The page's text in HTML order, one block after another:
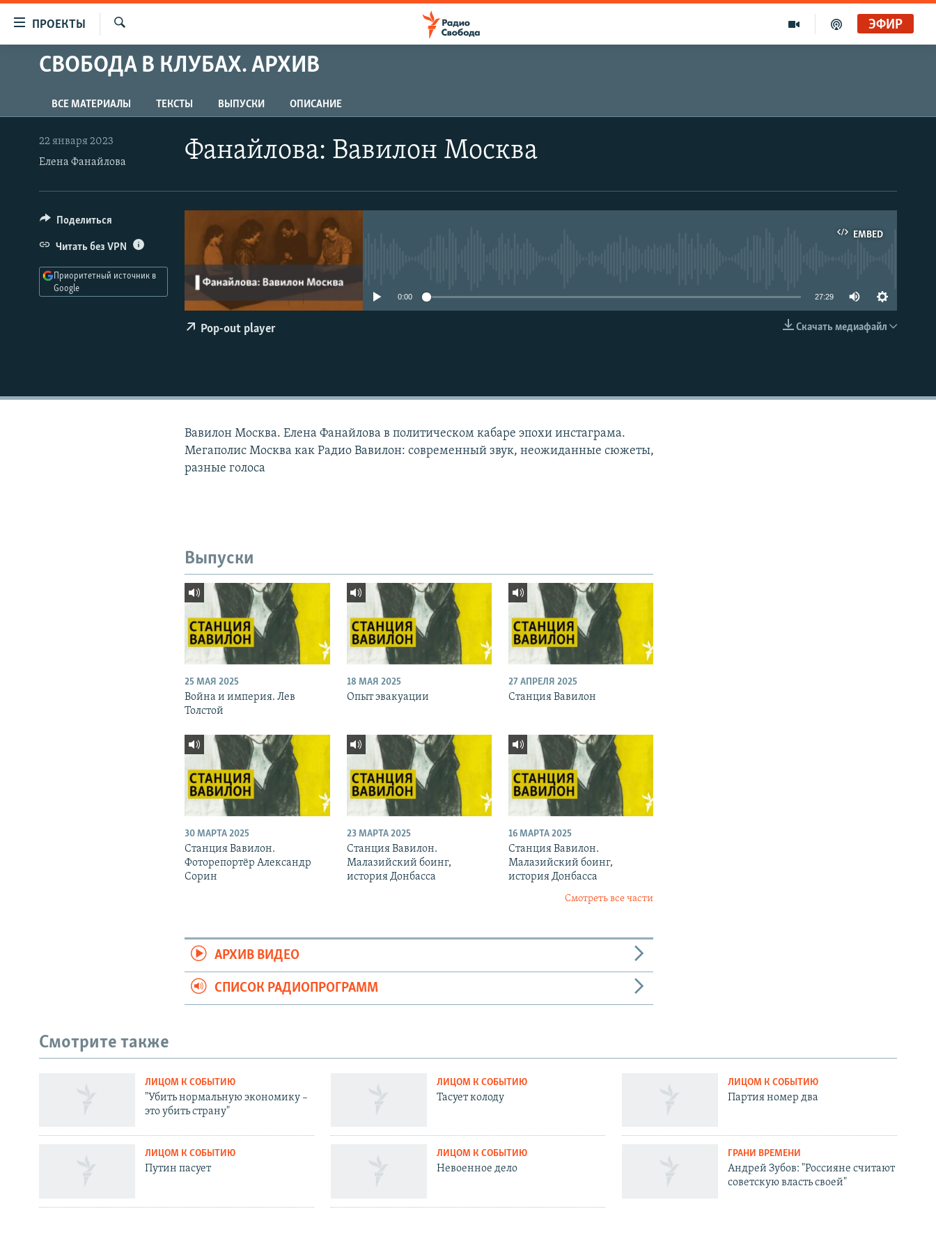
упрощенного
Вернуться
к
основному
содержанию
навигации
Вернутся
ПРОЕКТЫ
ПРОГРАММЫ
АВТОРСКИЕ ПРОЕКТЫ
ЦИТАТЫ СВОБОДЫ
МНЕНИЯ
КУЛЬТУРА
IDEL.РЕАЛИИ
КАВКАЗ.РЕАЛИИ
СЕВЕР.РЕАЛИИ
СИБИРЬ.РЕАЛИИ
ЭФИР
СВОБОДА В КЛУБАХ. АРХИВ
ВСЕ МАТЕРИАЛЫ ТЕКСТЫ ВЫПУСКИ ОПИСАНИЕ
Фанайлова: Вавилон Москва
22 января 2023
Елена Фанайлова
EMBED
EMBED
0:00 27:29
Скачать медиафайл
Pop-out player
Поделиться
Читать без VPN
Приоритетный источник в
Google
Вавилон Москва. Елена Фанайлова в политическом кабаре эпохи инстаграма.
Мегаполис Москва как Радио Вавилон: современный звук, неожиданные сюжеты,
разные голоса
Выпуски
25 МАЯ 2025
Война и империя. Лев
Толстой
18 МАЯ 2025
Опыт эвакуации
27 АПРЕЛЯ 2025
Станция Вавилон
30 МАРТА 2025
Станция Вавилон.
Фоторепортёр Александр
Сорин
23 МАРТА 2025
Станция Вавилон.
Малазийский боинг,
история Донбасса
16 МАРТА 2025
Станция Вавилон.
Малазийский боинг,
история Донбасса
Смотреть все части
АРХИВ ВИДЕО
СПИСОК РАДИОПРОГРАММ
Смотрите также
ЛИЦОМ К СОБЫТИЮ
"Убить нормальную экономику –
это убить страну"
ЛИЦОМ К СОБЫТИЮ
Тасует колоду
ЛИЦОМ К СОБЫТИЮ
Партия номер два
ЛИЦОМ К СОБЫТИЮ
Путин пасует
ЛИЦОМ К СОБЫТИЮ
Невоенное дело
ГРАНИ ВРЕМЕНИ
Андрей Зубов: "Россияне считают
советскую власть своей"